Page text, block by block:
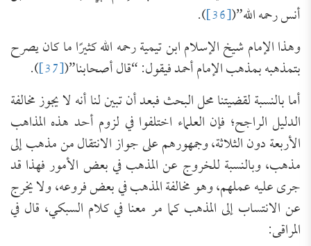
أنس رحمه الله”([36]
).
وهذا الإمام شيخ الإسلام ابن تيمية رحمه الله كثيرًا ما كان يصرح
بتمذهبه بمذهب الإمام أحمد فيقول: “قال أصحابنا”([37]
).
أما بالنسبة لقضيتنا محل البحث فبعد أن تبين لنا أنه لا يجوز مخالفة
الدليل الراجح؛ فإن العلماء اختلفوا في لزوم أحد هذه المذاهب
الأربعة دون الثلاثة، وجمهورهم على جواز الانتقال من مذهب إلى
مذهب، وبالنسبة للخروج عن المذهب في بعض الأمور فهذا قد
جرى عليه عملهم، وهو مخالفة المذهب في بعض فروعه، ولا يخرج
عن الانتساب إلى المذهب كما مر معنا في كلام السبكي، قال في
المراقى: